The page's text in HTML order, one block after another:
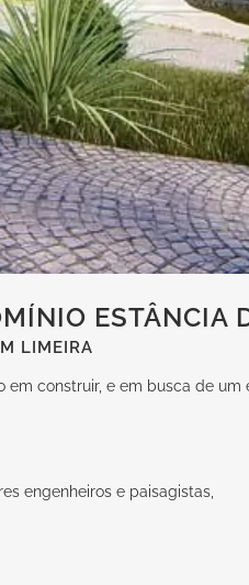
ESTÂNCIA
LIMEIRA
construir, e em busca de um
engenheiros e paisagistas,